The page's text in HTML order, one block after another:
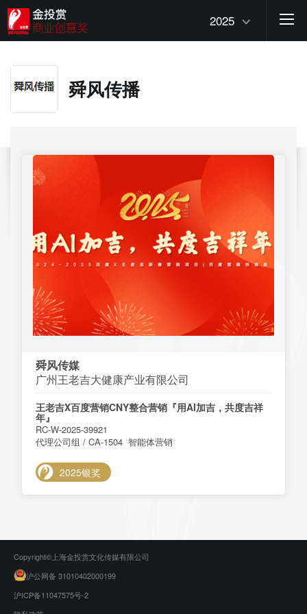
2025
舜风传播
舜风传媒
广州王老吉大健康产业有限公司
王老吉X百度营销CNY整合营销『用AI加吉，共度吉祥
年』
RC-W-2025-39921
代理公司组 / CA-1504 智能体营销
2025银奖
Copyright©上海金投赏文化传媒有限公司
沪公网备 31010402000199
沪ICP备11047575号-2